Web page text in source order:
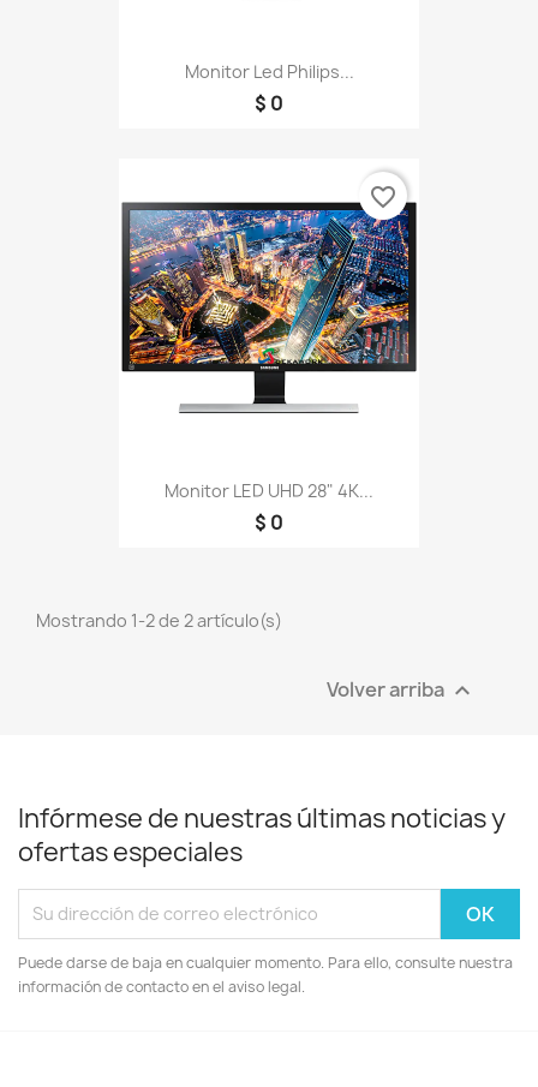
Monitor Led Philips...
$ 0
Monitor LED UHD 28" 4K...
$ 0
favorite_border
Mostrando 1-2 de 2 artículo(s)
Volver arriba 
Infórmese de nuestras últimas noticias y
ofertas especiales
Puede darse de baja en cualquier momento. Para ello, consulte nuestra
información de contacto en el aviso legal.